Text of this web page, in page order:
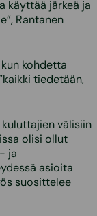
käyttää järkeä ja
Rantanen
kohdetta
tiedetään,
välisiin
olisi ollut
ja
asioita
suosittelee